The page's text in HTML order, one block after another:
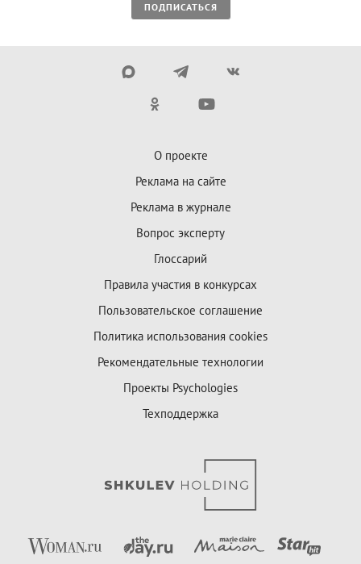
ПОДПИСАТЬСЯ
О проекте
Реклама на сайте
Реклама в журнале
Вопрос эксперту
Глоссарий
Правила участия в конкурсах
Пользовательское соглашение
Политика использования cookies
Рекомендательные технологии
Проекты Psychologies
Техподдержка